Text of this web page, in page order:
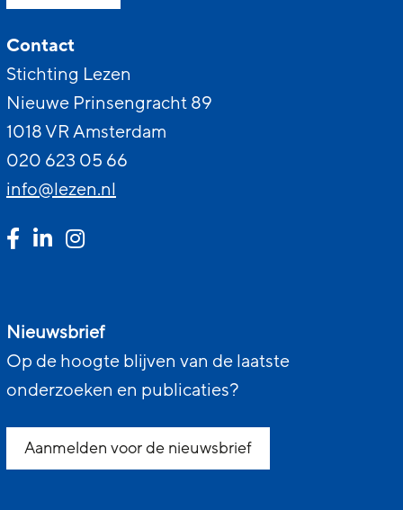
Contact
Stichting Lezen
Nieuwe Prinsengracht 89
1018 VR Amsterdam
020 623 05 66
info@lezen.nl
Nieuwsbrief
Op de hoogte blijven van de laatste
onderzoeken en publicaties?
Aanmelden voor de nieuwsbrief